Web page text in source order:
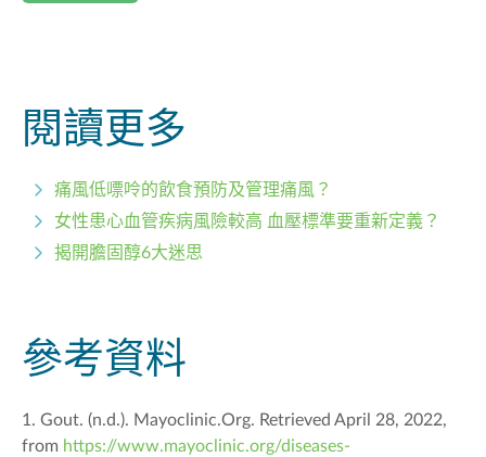
閱讀更多
痛風低嘌呤的飲食預防及管理痛風？
女性患心血管疾病風險較高 血壓標準要重新定義？
揭開膽固醇6大迷思
參考資料
1. Gout. (n.d.). Mayoclinic.Org. Retrieved April 28, 2022,
from https://www.mayoclinic.org/diseases-